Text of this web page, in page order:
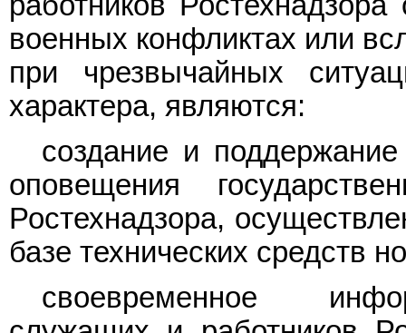
военных конфликтах или
при чрезвычайных
характера, являются:
создание и
оповещения
Ростехнадзора,
базе технических средств
своевременное